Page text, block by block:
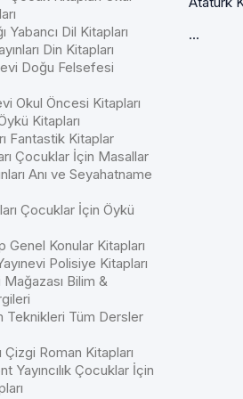
Yabancı Dil Kitapları
Din Kitapları
Doğu Felsefesi
Okul Öncesi Kitapları
Kitapları
Fantastik Kitaplar
Çocuklar İçin Masallar
Anı ve Seyahatname
Çocuklar İçin Öykü
Genel Konular Kitapları
Polisiye Kitapları
Bilim &
Teknikleri Tüm Dersler
Çizgi Roman Kitapları
Yayıncılık Çocuklar İçin
...